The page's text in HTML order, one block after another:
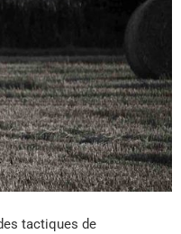
tactiques de